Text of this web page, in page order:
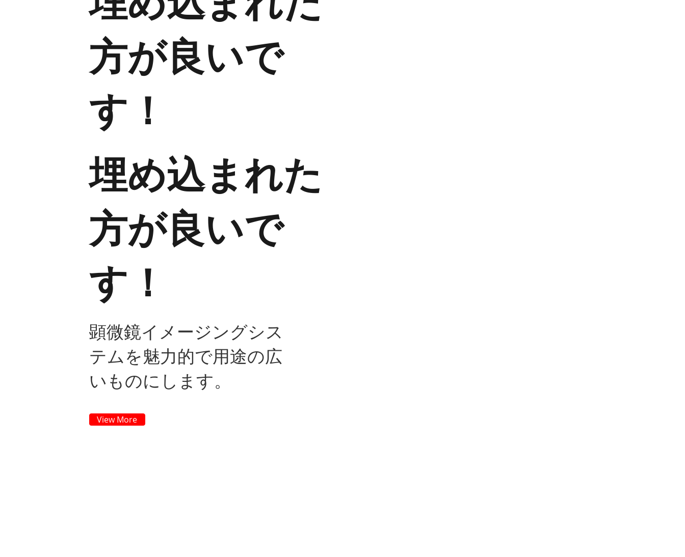
方が良いで
す！
埋め込まれた
方が良いで
す！
顕微鏡イメージングシス
テムを魅力的で用途の広
いものにします。
View More